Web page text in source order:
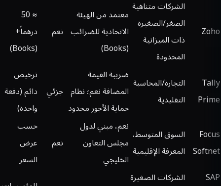
Zoho
الشركات متناهية
الصغر/الصغيرة
ذات الميزانية
المحدودة
معتمد من الهيئة
الاتحادية للضرائب
(Books)
نعم
≈ 50
درهماً+
(Books)
Tally
Prime
التجارة/المحاسبة
التقليدية
ضريبة القيمة
المضافة نعم؛ نظام
حماية الأجور محدود
جزئي
ترخيص
دائم (دفعة
واحدة)
Focus
Softnet
السوق المتوسط،
المعرفة الإقليمية
نعم، مبني لدول
مجلس التعاون
الخليجي
نعم
حسب
عرض
السعر
SAP
الشركات الصغيرة